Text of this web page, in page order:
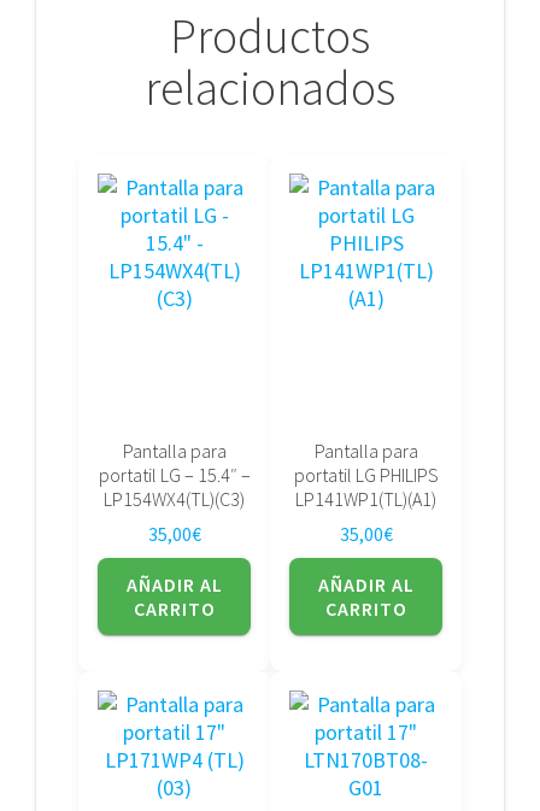
Productos
relacionados
Pantalla para
portatil LG – 15.4″ –
LP154WX4(TL)(C3)
35,00€
AÑADIR AL
CARRITO
Pantalla para
portatil LG PHILIPS
LP141WP1(TL)(A1)
35,00€
AÑADIR AL
CARRITO